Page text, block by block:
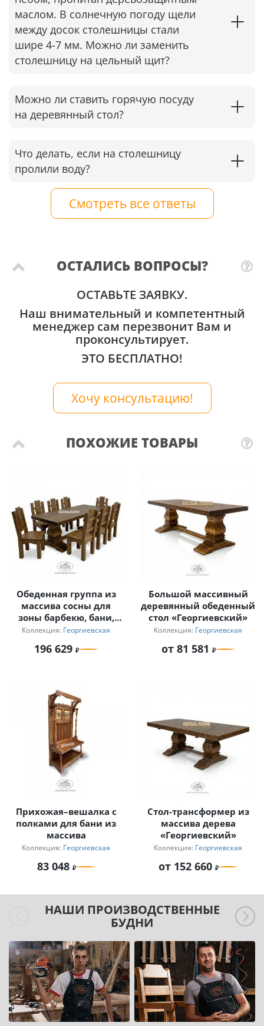
маслом. В солнечную погоду щели
между досок столешницы стали
шире 4-7 мм. Можно ли заменить
столешницу на цельный щит?
Можно ли ставить горячую посуду
на деревянный стол?
Что делать, если на столешницу
пролили воду?
Смотреть все ответы
ОСТАЛИСЬ ВОПРОСЫ?
ОСТАВЬТЕ ЗАЯВКУ.
Наш внимательный и компетентный
менеджер сам перезвонит Вам и
проконсультирует.
ЭТО БЕСПЛАТНО!
Хочу консультацию!
ПОХОЖИЕ ТОВАРЫ
Обеденная группа из
массива сосны для
зоны барбекю, бани,
кухни-столовой
Коллекция: Георгиевская
196 629
Большой массивный
деревянный обеденный
стол «Георгиевский»
Коллекция: Георгиевская
от 81 581
Прихожая–вешалка с
полками для бани из
массива
Коллекция: Георгиевская
83 048
Стол-трансформер из
массива дерева
«Георгиевский»
Коллекция: Георгиевская
от 152 660
НАШИ ПРОИЗВОДСТВЕННЫЕ
БУДНИ